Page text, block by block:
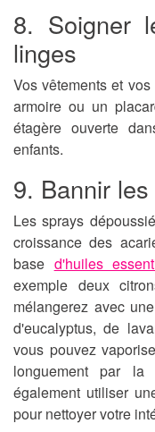
8. Soigner
linges
Vos vêtements et
armoire ou un
étagère ouverte
enfants.
9. Bannir
Les sprays
croissance des
base d'huiles
exemple deux
mélangerez avec
d'eucalyptus, de
vous pouvez
longuement par
également utiliser
pour nettoyer votre